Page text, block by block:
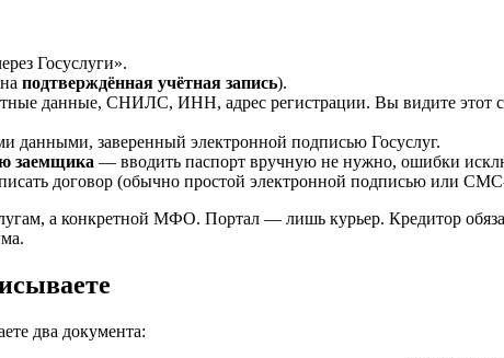
Госуслуги».
подтверждённая учётная запись).
данные, СНИЛС, ИНН, адрес регистрации. Вы видите этот
данными, заверенный электронной подписью Госуслуг.
заемщика — вводить паспорт вручную не нужно, ошибки
договор (обычно простой электронной подписью или
а конкретной МФО. Портал — лишь курьер. Кредитор
два документа: